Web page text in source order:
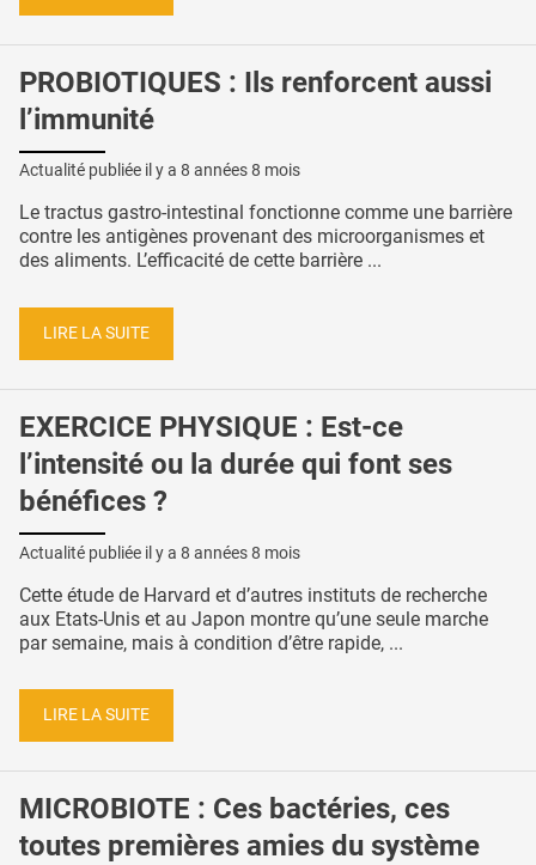
PROBIOTIQUES : Ils renforcent aussi
l’immunité
Actualité publiée il y a 8 années 8 mois
Le tractus gastro-intestinal fonctionne comme une barrière
contre les antigènes provenant des microorganismes et
des aliments. L’efficacité de cette barrière ...
LIRE LA SUITE
EXERCICE PHYSIQUE : Est-ce
l’intensité ou la durée qui font ses
bénéfices ?
Actualité publiée il y a 8 années 8 mois
Cette étude de Harvard et d’autres instituts de recherche
aux Etats-Unis et au Japon montre qu’une seule marche
par semaine, mais à condition d’être rapide, ...
LIRE LA SUITE
MICROBIOTE : Ces bactéries, ces
toutes premières amies du système